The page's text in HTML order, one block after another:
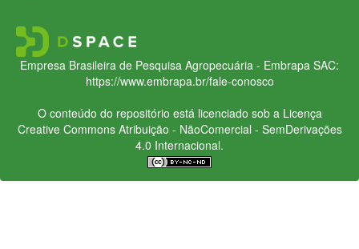
Empresa Brasileira de Pesquisa Agropecuária - Embrapa SAC:
https://www.embrapa.br/fale-conosco
O conteúdo do repositório está licenciado sob a Licença
Creative CommonsAtribuição - NãoComercial - SemDerivações
4.0 Internacional.